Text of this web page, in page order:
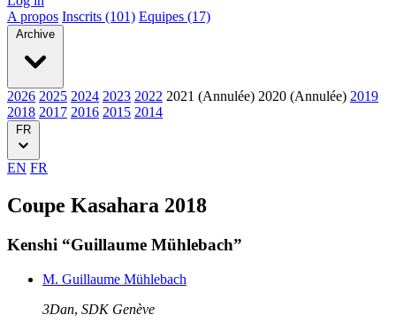
A propos Inscrits (101) Equipes (17)
Archive
2026 2025 2024 2023 2022 2021 (Annulée) 2020 (Annulée) 2019
2018 2017 2016 2015 2014
FR
EN FR
Coupe Kasahara 2018
Kenshi “Guillaume Mühlebach”
M. Guillaume Mühlebach
3Dan, SDK Genève